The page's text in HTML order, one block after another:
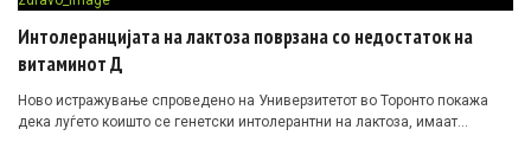
Интолеранцијата на лактоза поврзана со недостаток на
витаминот Д
Ново истражување спроведено на Универзитетот во Торонто покажа
дека луѓето коишто се генетски интолерантни на лактоза, имаат…